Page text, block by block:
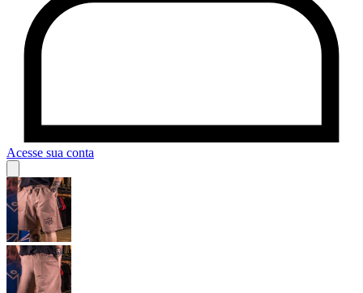
Acesse sua conta